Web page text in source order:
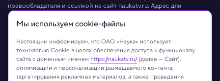
правообладателя и ссылкой на сайт naukatv.ru. Адрес для
направления юридически значимых сообщений:
Обработка персональных данныхРабота с cookie-файлами
Мы используем сookie-файлы
Настоящим информируем, что ОАО «Наука» использует
технологию Cookie в целях обеспечения доступа к функционалу
сайта с доменным именем https://naukatv.ru/(далее — Сайт),
оптимизации и персонализации размещаемого контента,
таргетирования рекламных материалов, а также проведения